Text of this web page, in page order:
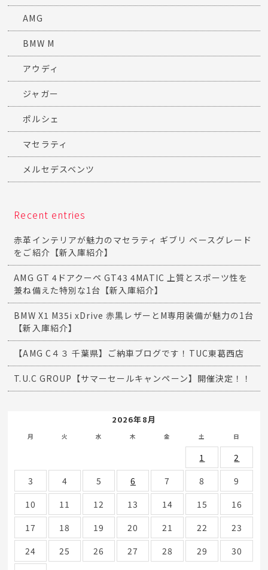
AMG
BMW M
アウディ
ジャガー
ポルシェ
マセラティ
メルセデスベンツ
Recent entries
赤革インテリアが魅力のマセラティ ギブリ ベースグレード
をご紹介【新入庫紹介】
AMG GT 4ドアクーペ GT43 4MATIC 上質とスポーツ性を
兼ね備えた特別な1台【新入庫紹介】
BMW X1 M35i xDrive 赤黒レザーとM専用装備が魅力の1台
【新入庫紹介】
【AMG C４３ 千葉県】ご納車ブログです！TUC東葛西店
T.U.C GROUP【サマーセールキャンペーン】開催決定！！
2026年8月
月 火 水 木 金 土 日
1
2
3
4 5 6 7 8
9
10
11 12 13 14 15
16
17
18 19 20 21 22
23
24
25 26 27 28 29
30